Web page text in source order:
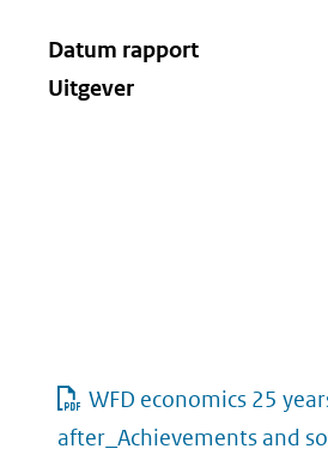
Datum rapport
Uitgever
WFD economics 25
after_Achievements and